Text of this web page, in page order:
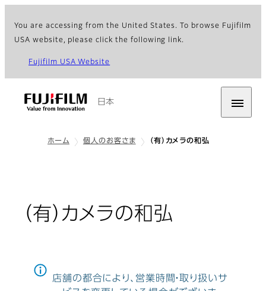
You are accessing from the United States. To browse Fujifilm
USA website, please click the following link.
Fujifilm USA Website
日本
ホーム 個人のお客さま （有）カメラの和弘
（有）カメラの和弘
店舗の都合により、営業時間・取り扱いサ